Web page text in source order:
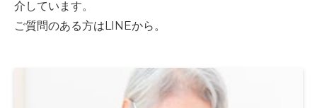
介しています。
ご質問のある方はLINEから。